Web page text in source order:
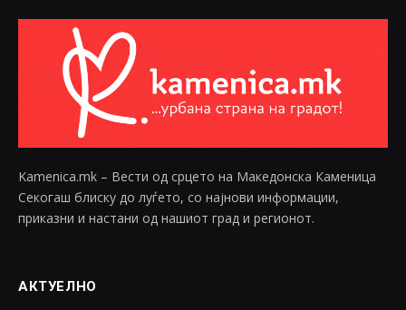
Kamenica.mk – Вести од срцето на Македонска Каменица
Секогаш блиску до луѓето, со најнови информации,
приказни и настани од нашиот град и регионот.
АКТУЕЛНО